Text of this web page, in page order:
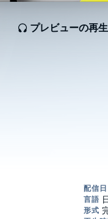
プレビューの再生